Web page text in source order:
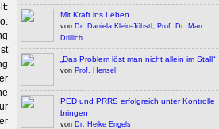
Mit Kraft ins Leben
von Dr. Daniela Klein-Jöbstl , Prof. Dr. Marc
Drillich
„Das Problem löst man nicht allein im Stall“
von Prof. Hensel
PED und PRRS erfolgreich unter Kontrolle
bringen
von Dr. Heike Engels